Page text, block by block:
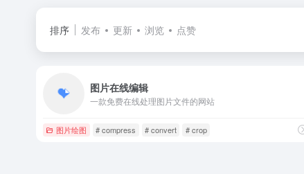
排序 发布 更新 浏览 点赞
图片在线编辑
一款免费在线处理图片文件的网站
图片绘图 # compress # convert # crop